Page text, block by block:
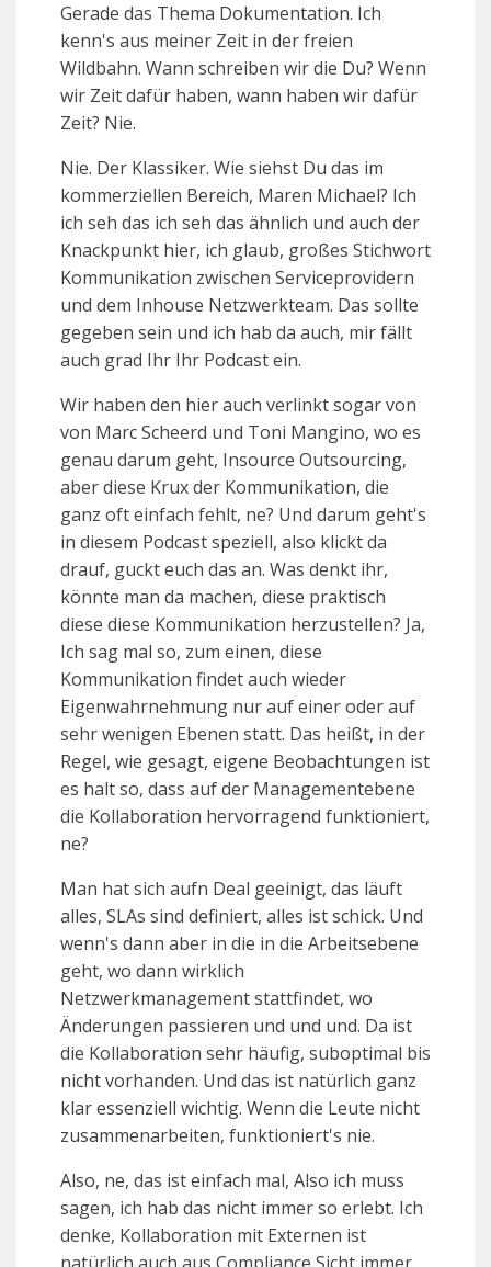
Gerade das Thema Dokumentation. Ich
kenn's aus meiner Zeit in der freien
Wildbahn. Wann schreiben wir die Du? Wenn
wir Zeit dafür haben, wann haben wir dafür
Zeit? Nie.
Nie. Der Klassiker. Wie siehst Du das im
kommerziellen Bereich, Maren Michael? Ich
ich seh das ich seh das ähnlich und auch der
Knackpunkt hier, ich glaub, großes Stichwort
Kommunikation zwischen Serviceprovidern
und dem Inhouse Netzwerkteam. Das sollte
gegeben sein und ich hab da auch, mir fällt
auch grad Ihr Ihr Podcast ein.
Wir haben den hier auch verlinkt sogar von
von Marc Scheerd und Toni Mangino, wo es
genau darum geht, Insource Outsourcing,
aber diese Krux der Kommunikation, die
ganz oft einfach fehlt, ne? Und darum geht's
in diesem Podcast speziell, also klickt da
drauf, guckt euch das an. Was denkt ihr,
könnte man da machen, diese praktisch
diese diese Kommunikation herzustellen? Ja,
Ich sag mal so, zum einen, diese
Kommunikation findet auch wieder
Eigenwahrnehmung nur auf einer oder auf
sehr wenigen Ebenen statt. Das heißt, in der
Regel, wie gesagt, eigene Beobachtungen ist
es halt so, dass auf der Managementebene
die Kollaboration hervorragend funktioniert,
ne?
Man hat sich aufn Deal geeinigt, das läuft
alles, SLAs sind definiert, alles ist schick. Und
wenn's dann aber in die in die Arbeitsebene
geht, wo dann wirklich
Netzwerkmanagement stattfindet, wo
Änderungen passieren und und und. Da ist
die Kollaboration sehr häufig, suboptimal bis
nicht vorhanden. Und das ist natürlich ganz
klar essenziell wichtig. Wenn die Leute nicht
zusammenarbeiten, funktioniert's nie.
Also, ne, das ist einfach mal, Also ich muss
sagen, ich hab das nicht immer so erlebt. Ich
denke, Kollaboration mit Externen ist